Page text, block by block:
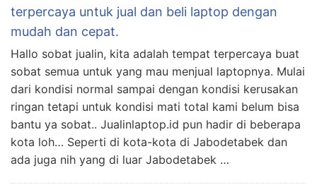
terpercaya untuk jual dan beli laptop dengan
mudah dan cepat.
Hallo sobat jualin, kita adalah tempat terpercaya buat
sobat semua untuk yang mau menjual laptopnya. Mulai
dari kondisi normal sampai dengan kondisi kerusakan
ringan tetapi untuk kondisi mati total kami belum bisa
bantu ya sobat.. Jualinlaptop.id pun hadir di beberapa
kota loh… Seperti di kota-kota di Jabodetabek dan
ada juga nih yang di luar Jabodetabek …